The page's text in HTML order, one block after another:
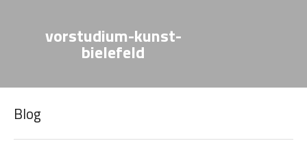
vorstudium-kunst-
bielefeld
Blog